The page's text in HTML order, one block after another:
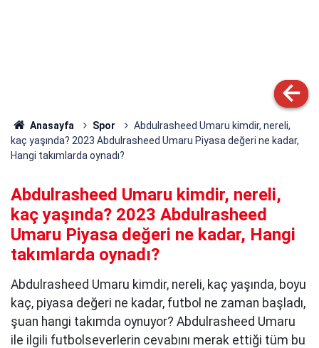
Anasayfa Spor
Abdulrasheed Umaru kimdir, nereli,
kaç yaşında? 2023 Abdulrasheed Umaru Piyasa değeri ne kadar,
Hangi takımlarda oynadı?
Abdulrasheed Umaru kimdir, nereli,
kaç yaşında? 2023 Abdulrasheed
Umaru Piyasa değeri ne kadar, Hangi
takımlarda oynadı?
Abdulrasheed Umaru kimdir, nereli, kaç yaşında, boyu
kaç, piyasa değeri ne kadar, futbol ne zaman başladı,
şuan hangi takımda oynuyor? Abdulrasheed Umaru
ile ilgili futbolseverlerin cevabını merak ettiği tüm bu